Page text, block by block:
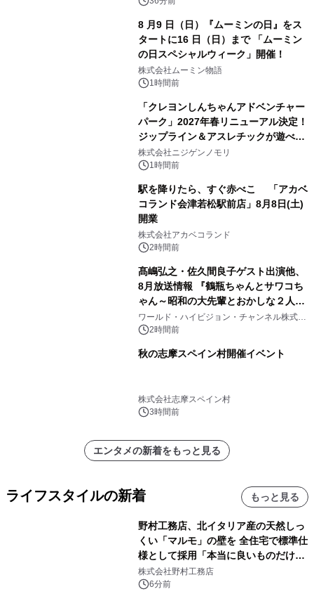
8 月9 日（日）『ムーミンの日』をス
タートに16 日（日）まで 「ムーミン
の日スペシャルウィーク」開催！
株式会社ムーミン物語
1時間前
「クレヨンしんちゃんアドベンチャー
パーク」2027年春リニューアル決定！
ジップライン＆アスレチックが遊べる
のは今年が最後！ 「ラスト！ドキがム
ネムネ～大作戦！」始動
株式会社ニジゲンノモリ
1時間前
駅を降りたら、すぐ赤べこ 「アカベ
コランド会津若松駅前店」8月8日(土)
開業
株式会社アカベコランド
2時間前
髙嶋弘之・佐久間良子ゲスト出演他、
8月放送情報 『鶴瓶ちゃんとサワコち
ゃん～昭和の大先輩とおかしな２人
～』 毎週月曜よる9時00分～ BS12 ト
ゥエルビで放送
ワールド・ハイビジョン・チャンネル株式会
社 2時間前
秋の志摩スペイン村開催イベント
株式会社志摩スペイン村
3時間前
エンタメの新着をもっと見る
ライフスタイルの新着 もっと見る
野村工務店、北イタリア産の天然しっ
くい「マルモ」の壁を 全住宅で標準仕
様として採用「本当に良いものだけに
こだわる」
株式会社野村工務店
6分前